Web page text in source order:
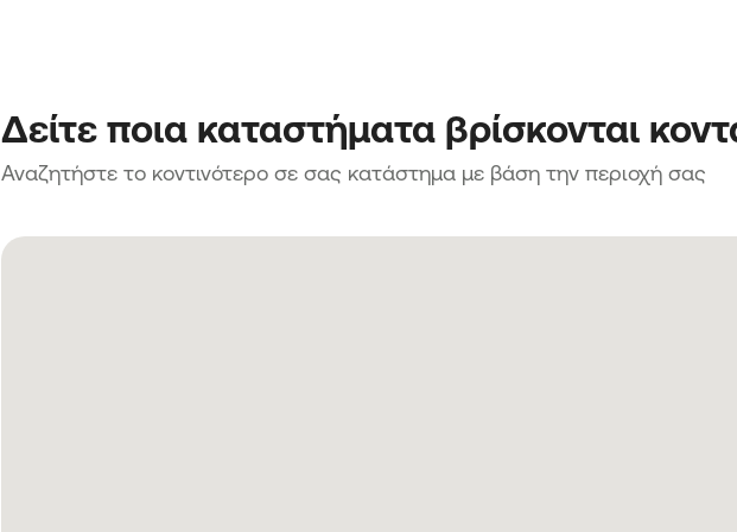
Δείτε ποια καταστήματα βρίσκονται
Αναζητήστε το κοντινότερο σε σας κατάστημα με βάση την περιοχή σας